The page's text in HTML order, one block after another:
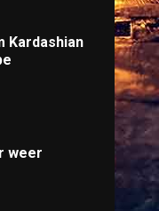
Kardashian
weer